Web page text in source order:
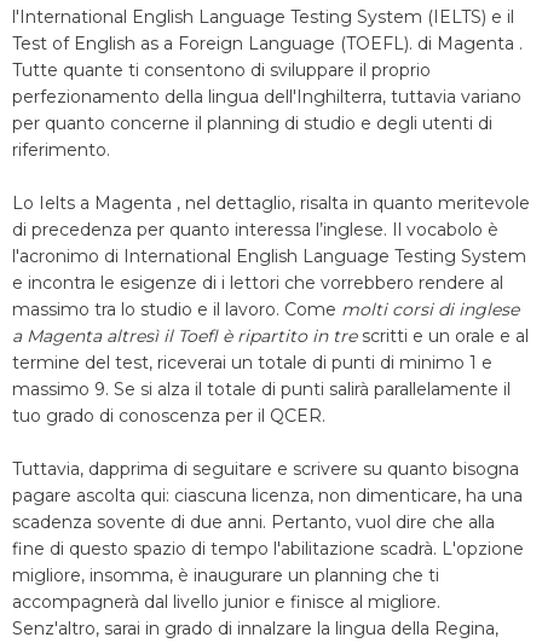
l'International English Language Testing System (IELTS) e il
Test of English as a Foreign Language (TOEFL). di Magenta .
Tutte quante ti consentono di sviluppare il proprio
perfezionamento della lingua dell'Inghilterra, tuttavia variano
per quanto concerne il planning di studio e degli utenti di
riferimento.
Lo Ielts a Magenta , nel dettaglio, risalta in quanto meritevole
di precedenza per quanto interessa l’inglese. Il vocabolo è
l'acronimo di International English Language Testing System
e incontra le esigenze di i lettori che vorrebbero rendere al
massimo tra lo studio e il lavoro. Come molti corsi di inglese
a Magenta altresì il Toefl è ripartito in trescritti e un orale e al
termine del test, riceverai un totale di punti di minimo 1 e
massimo 9. Se si alza il totale di punti salirà parallelamente il
tuo grado di conoscenza per il QCER.
Tuttavia, dapprima di seguitare e scrivere su quanto bisogna
pagare ascolta qui: ciascuna licenza, non dimenticare, ha una
scadenza sovente di due anni. Pertanto, vuol dire che alla
fine di questo spazio di tempo l'abilitazione scadrà. L'opzione
migliore, insomma, è inaugurare un planning che ti
accompagnerà dal livello junior e finisce al migliore.
Senz'altro, sarai in grado di innalzare la lingua della Regina,